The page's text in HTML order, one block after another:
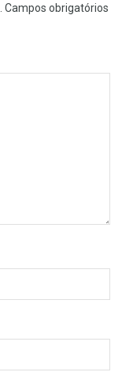
Campos obrigatórios